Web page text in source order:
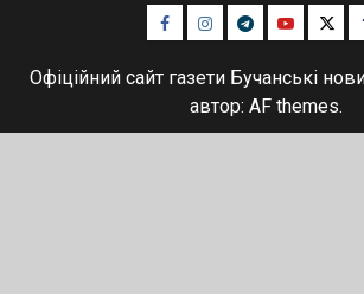
Facebook
Instagram
TelegramYoutube
Офіційний сайт газети Бучанські
автор: AF themes.